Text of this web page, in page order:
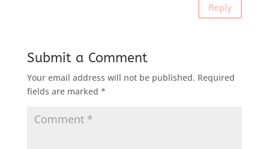
Reply
Submit a Comment
Your email address will not be published. Required
fields are marked *